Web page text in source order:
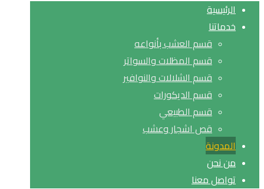
الرئيسية
خدماتنا
قسم العشب بأنواعه
قسم المظلات والسواتر
قسم الشلالات والنوافير
قسم الديكورات
قسم الطبيعي
قص اشجار وعشب
المدونة
من نحن
تواصل معنا